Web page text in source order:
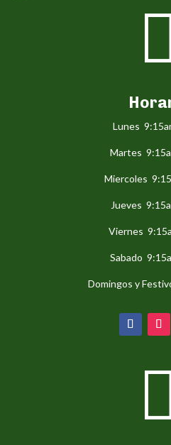
Lunes
Martes
Miercoles
Jueves
Viernes
Sabado
Domingos y